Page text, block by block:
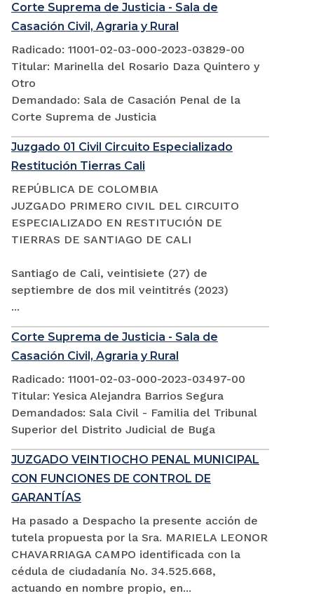
Corte Suprema de Justicia - Sala de
Casación Civil, Agraria y Rural
Radicado: 11001-02-03-000-2023-03829-00
Titular: Marinella del Rosario Daza Quintero y
Otro
Demandado: Sala de Casación Penal de la
Corte Suprema de Justicia
Juzgado 01 Civil Circuito Especializado
Restitución Tierras Cali
REPÚBLICA DE COLOMBIA
JUZGADO PRIMERO CIVIL DEL CIRCUITO
ESPECIALIZADO EN RESTITUCIÓN DE
TIERRAS DE SANTIAGO DE CALI
Santiago de Cali, veintisiete (27) de
septiembre de dos mil veintitrés (2023)
...
Corte Suprema de Justicia - Sala de
Casación Civil, Agraria y Rural
Radicado: 11001-02-03-000-2023-03497-00
Titular: Yesica Alejandra Barrios Segura
Demandados: Sala Civil - Familia del Tribunal
Superior del Distrito Judicial de Buga
JUZGADO VEINTIOCHO PENAL MUNICIPAL
CON FUNCIONES DE CONTROL DE
GARANTÍAS
Ha pasado a Despacho la presente acción de
tutela propuesta por la Sra. MARIELA LEONOR
CHAVARRIAGA CAMPO identificada con la
cédula de ciudadanía No. 34.525.668,
actuando en nombre propio, en...